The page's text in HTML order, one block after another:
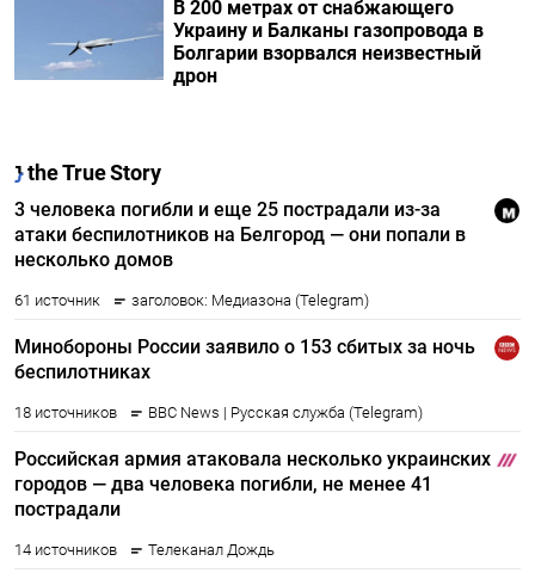
В 200 метрах от снабжающего
Украину и Балканы газопровода в
Болгарии взорвался неизвестный
дрон